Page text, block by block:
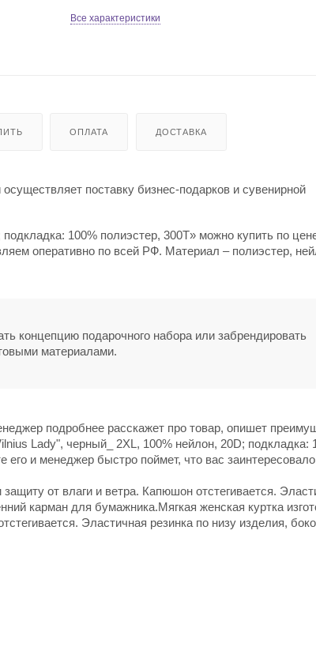
Все характеристики
ОПЛАТА ДОСТАВКА
поставку бизнес-подарков и сувенирной
100% полиэстер, 300T» можно купить по
оперативно по всей РФ. Материал – полиэстер,
концепцию подарочного набора или забрендировать
материалами.
подробнее расскажет про товар, опишет
Lady", черный_ 2XL, 100% нейлон, 20D; подкладка:
его и менеджер быстро поймет, что вас
от влаги и ветра. Капюшон отстегивается.
карман для бумажника.Мягкая женская куртка
Эластичная резинка по низу изделия,